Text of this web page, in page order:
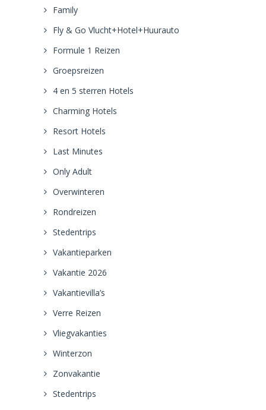
Family
Fly & Go Vlucht+Hotel+Huurauto
Formule 1 Reizen
Groepsreizen
4 en 5 sterren Hotels
Charming Hotels
Resort Hotels
Last Minutes
Only Adult
Overwinteren
Rondreizen
Stedentrips
Vakantieparken
Vakantie 2026
Vakantievilla’s
Verre Reizen
Vliegvakanties
Winterzon
Zonvakantie
Stedentrips